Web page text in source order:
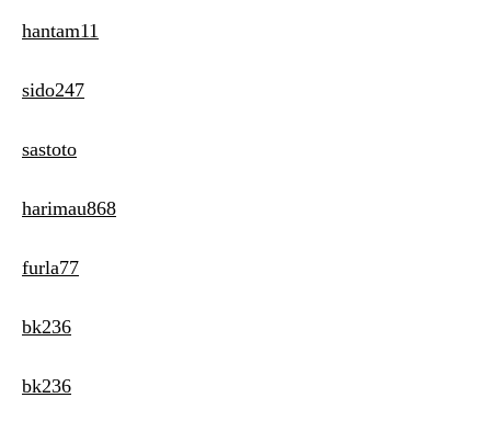
hantam11
sido247
sastoto
harimau868
furla77
bk236
bk236